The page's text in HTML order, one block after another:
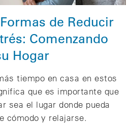
de Reducir
Comenzando
Hogar
tiempo en casa en estos
que es importante que
sea el lugar donde pueda
cómodo y relajarse.